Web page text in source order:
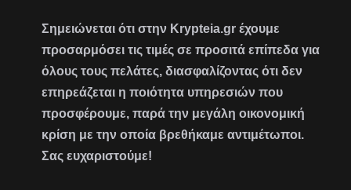
Σημειώνεται ότι στην Krypteia.gr έχουμε
προσαρμόσει τις τιμές σε προσιτά επίπεδα για
όλους τους πελάτες, διασφαλίζοντας ότι δεν
επηρεάζεται η ποιότητα υπηρεσιών που
προσφέρουμε, παρά την μεγάλη οικονομική
κρίση με την οποία βρεθήκαμε αντιμέτωποι.
Σας ευχαριστούμε!